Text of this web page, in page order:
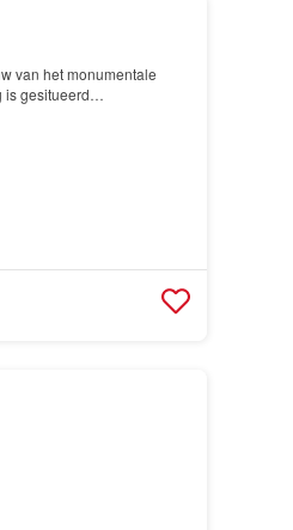
van het monumentale
is gesitueerd…